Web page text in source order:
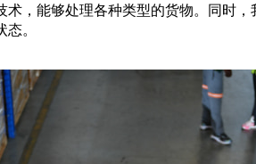
术，能够处理各种类型的货物。同时
。